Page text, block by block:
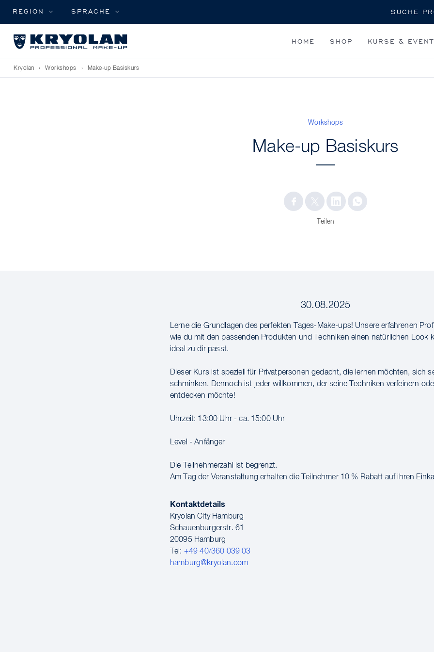
REGION SPRACHE
HOME SHOP KURSE &
Kryolan › Workshops › Make-up Basiskurs
Workshops
Make-up Basiskurs
Teilen
30.08.2025
Lerne die Grundlagen des perfekten Tages-Make-ups! Unsere erfahrenen
wie du mit den passenden Produkten und Techniken einen natürlichen Look
ideal zu dir passt.
Dieser Kurs ist speziell für Privatpersonen gedacht, die lernen möchten, sich
schminken. Dennoch ist jeder willkommen, der seine Techniken verfeinern
entdecken möchte!
Uhrzeit: 13:00 Uhr - ca. 15:00 Uhr
Level - Anfänger
Die Teilnehmerzahl ist begrenzt.
Am Tag der Veranstaltung erhalten die Teilnehmer 10 % Rabatt auf ihren
Kontaktdetails
Kryolan City Hamburg
Schauenburgerstr. 61
20095 Hamburg
Tel: +49 40/360 039 03
hamburg@kryolan.com